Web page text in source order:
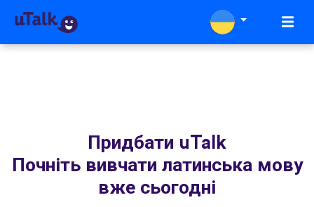
Придбати uTalk
Почніть вивчати латинська мову
вже сьогодні